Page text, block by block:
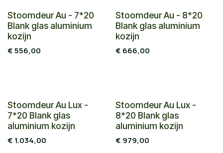
Stoomdeur Au - 7*20
Blank glas aluminium
kozijn
€556,00
Stoomdeur Au - 8*20
Blank glas aluminium
kozijn
€ 666,00
Stoomdeur Au Lux -
7*20 Blank glas
aluminium kozijn
€ 1.034,00
Stoomdeur Au Lux -
8*20 Blank glas
aluminium kozijn
€ 979,00